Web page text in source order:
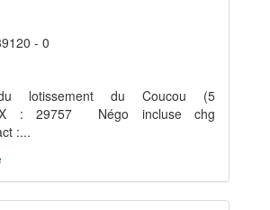
- 0
lotissement du Coucou (5
: 29757  Négo incluse chg
:...